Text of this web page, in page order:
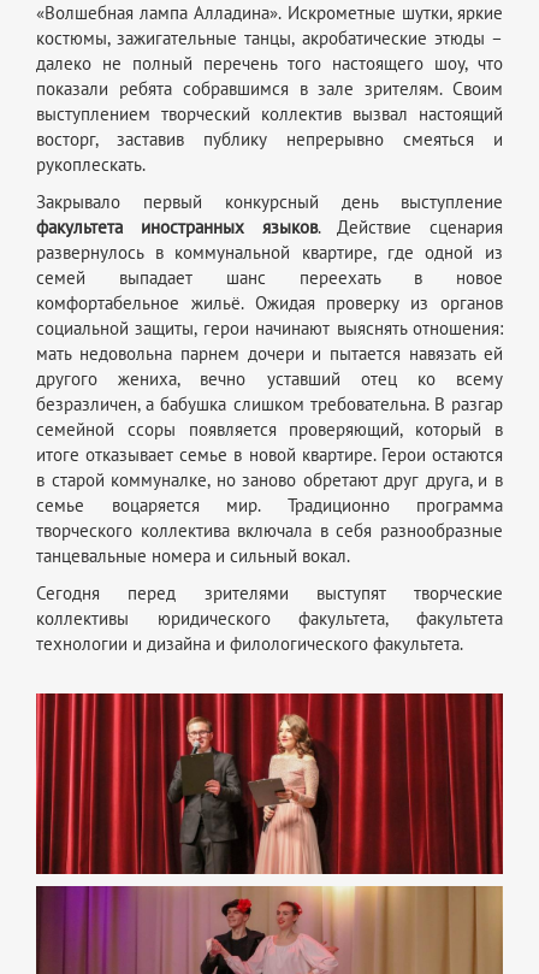
«Волшебная лампа Алладина». Искрометные шутки, яркие
костюмы, зажигательные танцы, акробатические этюды –
далеко не полный перечень того настоящего шоу, что
показали ребята собравшимся в зале зрителям. Своим
выступлением творческий коллектив вызвал настоящий
восторг, заставив публику непрерывно смеяться и
рукоплескать.
Закрывало первый конкурсный день выступление
факультета иностранных языков. Действие сценария
развернулось в коммунальной квартире, где одной из
семей выпадает шанс переехать в новое
комфортабельное жильё. Ожидая проверку из органов
социальной защиты, герои начинают выяснять отношения:
мать недовольна парнем дочери и пытается навязать ей
другого жениха, вечно уставший отец ко всему
безразличен, а бабушка слишком требовательна. В разгар
семейной ссоры появляется проверяющий, который в
итоге отказывает семье в новой квартире. Герои остаются
в старой коммуналке, но заново обретают друг друга, и в
семье воцаряется мир. Традиционно программа
творческого коллектива включала в себя разнообразные
танцевальные номера и сильный вокал.
Сегодня перед зрителями выступят творческие
коллективы юридического факультета, факультета
технологии и дизайна и филологического факультета.